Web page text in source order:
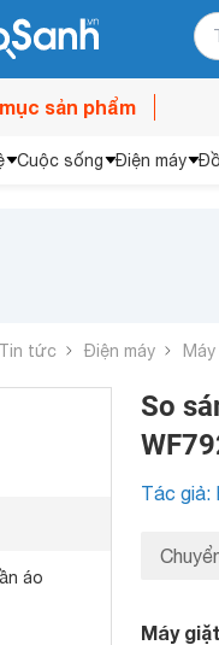
sản phẩm
Cuộc sống Điện máy
Tin tức Điện máy
áo
So
Tác giả:
Máy